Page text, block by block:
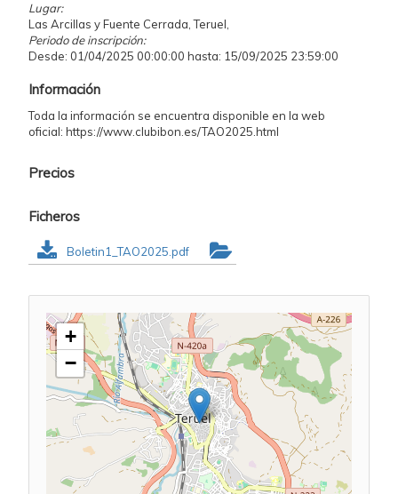
Lugar:
Las Arcillas y Fuente Cerrada, Teruel,
Periodo de inscripción:
Desde: 01/04/2025 00:00:00 hasta: 15/09/2025 23:59:00
Información
Toda la información se encuentra disponible en la web
oficial: https://www.clubibon.es/TAO2025.html
Precios
Ficheros
Boletin1_TAO2025.pdf
+
−